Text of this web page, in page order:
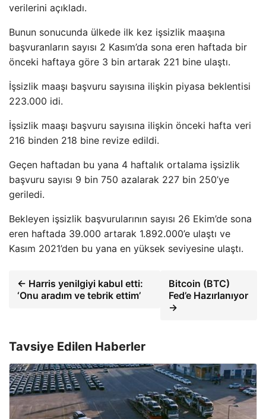
verilerini açıkladı.
Bunun sonucunda ülkede ilk kez işsizlik maaşına
başvuranların sayısı 2 Kasım’da sona eren haftada bir
önceki haftaya göre 3 bin artarak 221 bine ulaştı.
İşsizlik maaşı başvuru sayısına ilişkin piyasa beklentisi
223.000 idi.
İşsizlik maaşı başvuru sayısına ilişkin önceki hafta veri
216 binden 218 bine revize edildi.
Geçen haftadan bu yana 4 haftalık ortalama işsizlik
başvuru sayısı 9 bin 750 azalarak 227 bin 250’ye
geriledi.
Bekleyen işsizlik başvurularının sayısı 26 Ekim’de sona
eren haftada 39.000 artarak 1.892.000’e ulaştı ve
Kasım 2021’den bu yana en yüksek seviyesine ulaştı.
← Harris yenilgiyi kabul etti:
‘Onu aradım ve tebrik ettim’
Bitcoin (BTC)
Fed’e Hazırlanıyor
→
Tavsiye Edilen Haberler